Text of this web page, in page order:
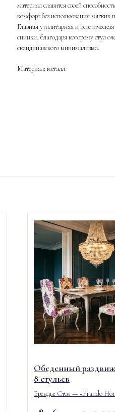
материал славится своей
комфорт без использования мягких
Главная утилитарная и
спинки, благодаря которому стул
скандинавского минимализма.
Материал: металл
Обеденный
8 стульев
Бренды: Стол — «Prando